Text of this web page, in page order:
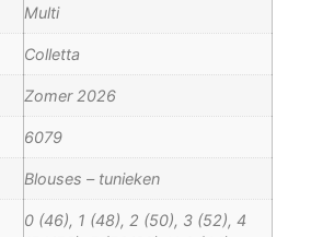
Multi
Colletta
Zomer 2026
6079
Blouses – tunieken
0 (46), 1 (48), 2 (50), 3 (52), 4